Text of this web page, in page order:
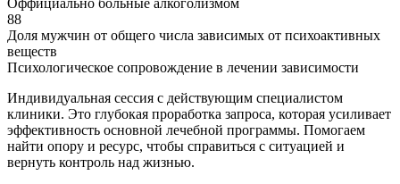
Оффициально больные алкоголизмом
88
Доля мужчин от общего числа зависимых от психоактивных
веществ
Психологическое сопровождение в лечении зависимости
Индивидуальная сессия с действующим специалистом
клиники. Это глубокая проработка запроса, которая усиливает
эффективность основной лечебной программы. Помогаем
найти опору и ресурс, чтобы справиться с ситуацией и
вернуть контроль над жизнью.